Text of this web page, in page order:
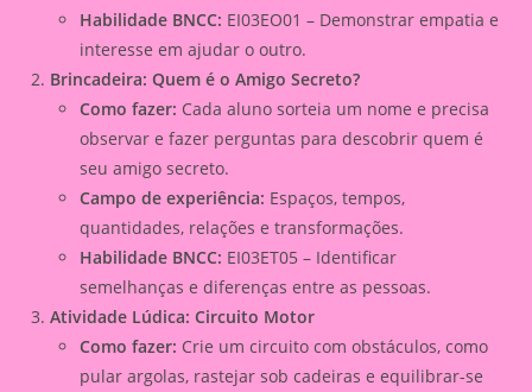
Habilidade BNCC: EI03EO01 – Demonstrar empatia e
interesse em ajudar o outro.
Brincadeira: Quem é o Amigo Secreto?
Como fazer: Cada aluno sorteia um nome e precisa
observar e fazer perguntas para descobrir quem é
seu amigo secreto.
Campo de experiência: Espaços, tempos,
quantidades, relações e transformações.
Habilidade BNCC: EI03ET05 – Identificar
semelhanças e diferenças entre as pessoas.
Atividade Lúdica: Circuito Motor
Como fazer: Crie um circuito com obstáculos, como
pular argolas, rastejar sob cadeiras e equilibrar-se